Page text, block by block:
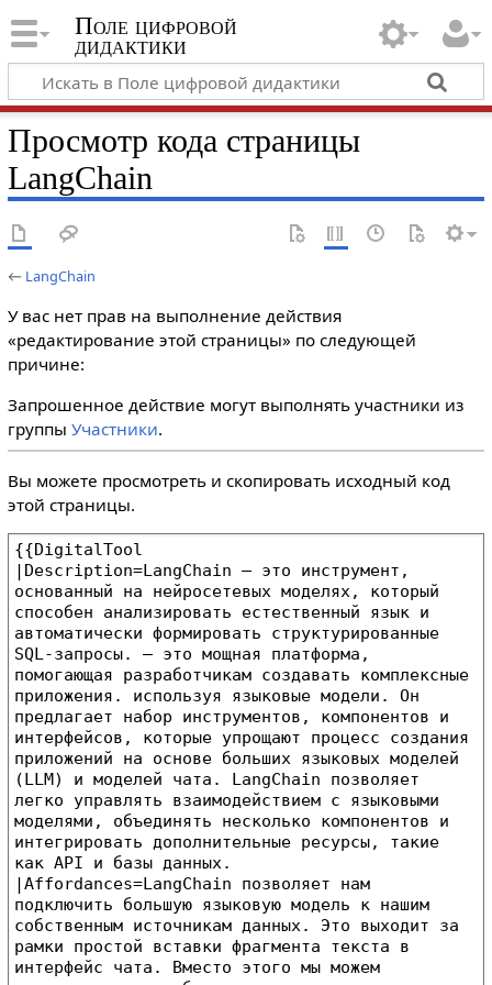
Поле цифровой
дидактики
Просмотр кода страницы
LangChain
← LangChain
У вас нет прав на выполнение действия
«редактирование этой страницы» по следующей
причине:
Запрошенное действие могут выполнять участники из
группы Участники.
Вы можете просмотреть и скопировать исходный код
этой страницы.